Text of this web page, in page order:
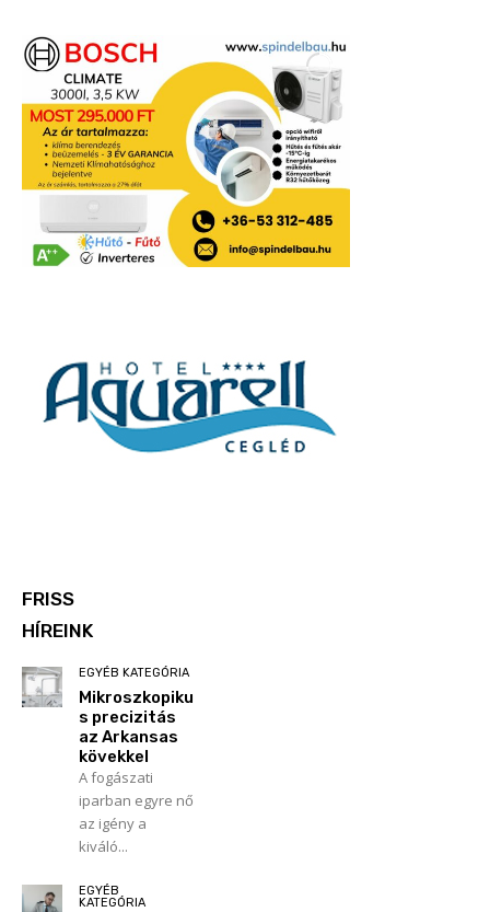
FRISS
HÍREINK
EGYÉB KATEGÓRIA
Mikroszkopiku
s precizitás
az Arkansas
kövekkel
A fogászati
iparban egyre nő
az igény a
kiváló...
EGYÉB
KATEGÓRIA